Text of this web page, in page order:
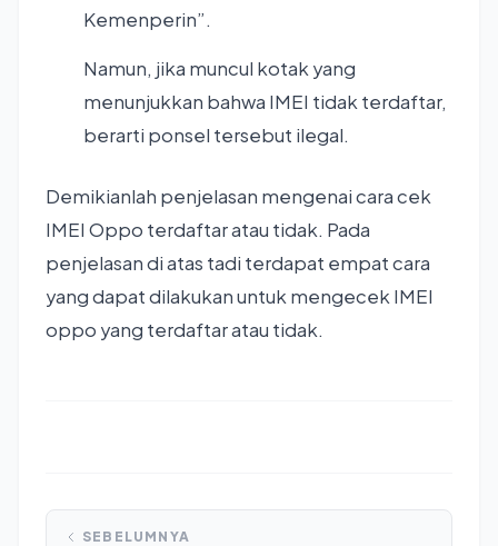
Kemenperin”.
Namun, jika muncul kotak yang
menunjukkan bahwa IMEI tidak terdaftar,
berarti ponsel tersebut ilegal.
Demikianlah penjelasan mengenai cara cek
IMEI Oppo terdaftar atau tidak. Pada
penjelasan di atas tadi terdapat empat cara
yang dapat dilakukan untuk mengecek IMEI
oppo yang terdaftar atau tidak.
SEBELUMNYA